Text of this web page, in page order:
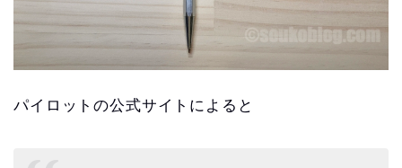
パイロットの公式サイトによると